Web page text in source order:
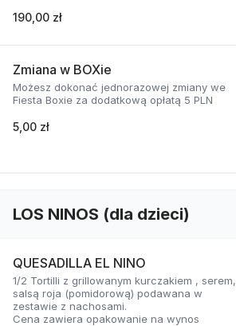
190,00 zł
Zmiana w BOXie
Możesz dokonać jednorazowej zmiany we
Fiesta Boxie za dodatkową opłatą 5 PLN
5,00 zł
LOS NINOS (dla dzieci)
QUESADILLA EL NINO
1/2 Tortilli z grillowanym kurczakiem , serem,
salsą roja (pomidorową) podawana w
zestawie z nachosami.
Cena zawiera opakowanie na wynos